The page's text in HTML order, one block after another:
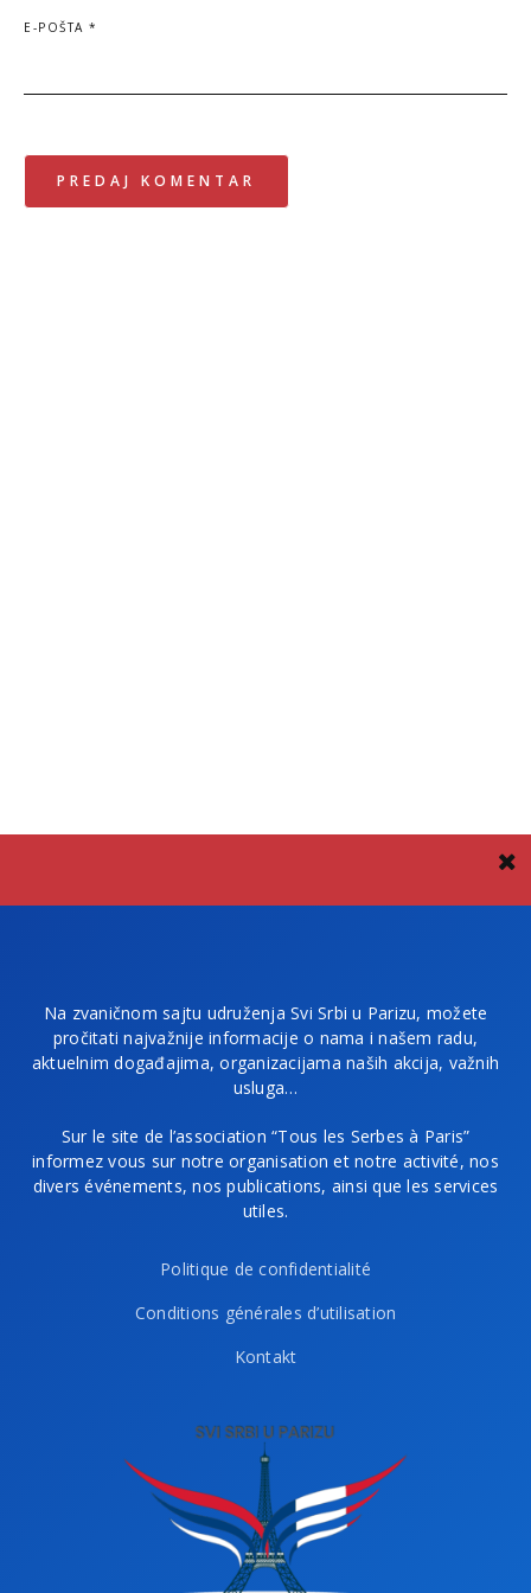
E-POŠTA *
Na zvaničnom sajtu udruženja Svi Srbi u Parizu, možete
pročitati najvažnije informacije o nama i našem radu,
aktuelnim događajima, organizacijama naših akcija, važnih
usluga…
Sur le site de l’association “Tous les Serbes à Paris”
informez vous sur notre organisation et notre activité, nos
divers événements, nos publications, ainsi que les services
utiles.
Politique de confidentialité
Conditions générales d’utilisation
Kontakt